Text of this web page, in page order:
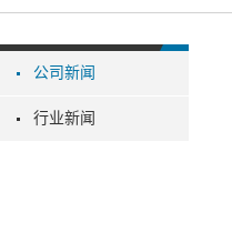
公司新闻
行业新闻